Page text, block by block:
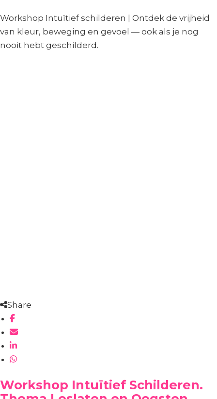
Workshop Intuïtief schilderen | Ontdek de vrijheid
van kleur, beweging en gevoel — ook als je nog
nooit hebt geschilderd.
Share
Workshop Intuïtief Schilderen.